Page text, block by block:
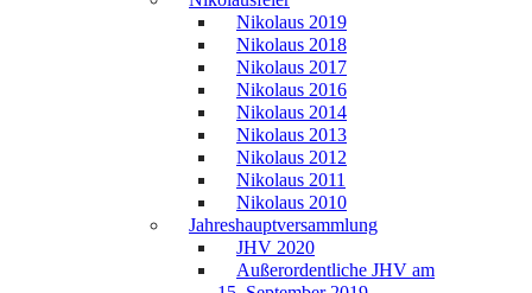
Nikolaus 2019
Nikolaus 2018
Nikolaus 2017
Nikolaus 2016
Nikolaus 2014
Nikolaus 2013
Nikolaus 2012
Nikolaus 2011
Nikolaus 2010
Jahreshauptversammlung
JHV 2020
Außerordentliche JHV am